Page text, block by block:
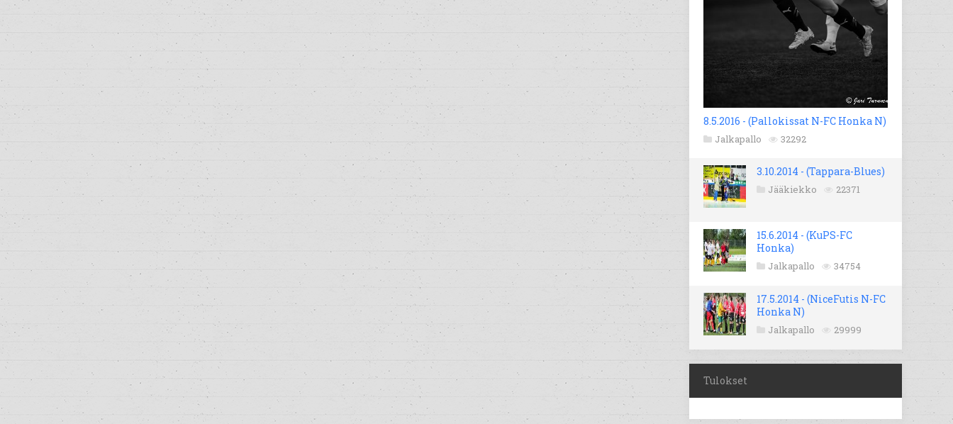
8.5.2016 - (Pallokissat N-FC Honka N)
Jalkapallo 32292
3.10.2014 - (Tappara-Blues)
Jääkiekko 22371
15.6.2014 - (KuPS-FC
Honka)
Jalkapallo 34754
17.5.2014 - (NiceFutis N-FC
Honka N)
Jalkapallo 29999
Tulokset